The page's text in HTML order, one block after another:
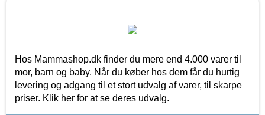
Hos Mammashop.dk finder du mere end 4.000 varer til
mor, barn og baby. Når du køber hos dem får du hurtig
levering og adgang til et stort udvalg af varer, til skarpe
priser. Klik her for at se deres udvalg.